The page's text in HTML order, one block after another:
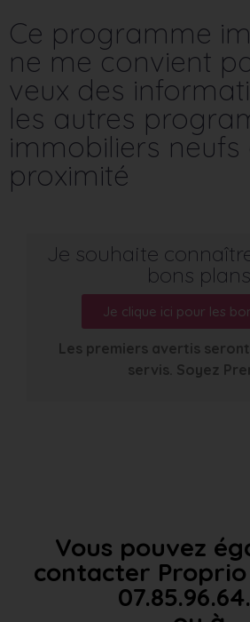
Ce programme
ne me convient
veux des
les autres
immobiliers neufs
proximité
Je souhaite
bons plans
Je clique ici pour les
Les premiers avertis
servis. Soyez
Vous pouvez
contacter Proprio